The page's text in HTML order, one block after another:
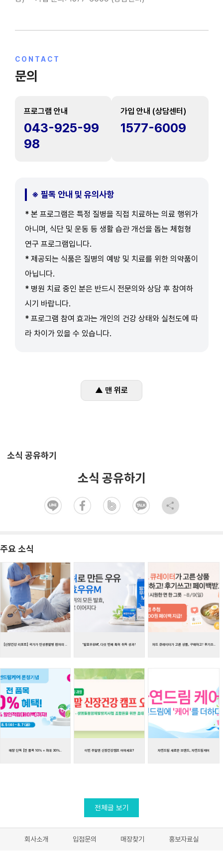
CONTACT
문의
프로그램 안내
043-925-99
98
가입 안내 (상담센터)
1577-6009
※ 필독 안내 및 유의사항
* 본 프로그램은 특정 질병을 직접 치료하는 의료 행위가
아니며, 식단 및 운동 등 생활 습관 개선을 돕는 체험형
연구 프로그램입니다.
* 제공되는 식품은 질병의 예방 및 치료를 위한 의약품이
아닙니다.
* 병원 치료 중인 분은 반드시 전문의와 상담 후 참여하
시기 바랍니다.
* 프로그램 참여 효과는 개인의 건강 상태와 실천도에 따
라 차이가 있을 수 있습니다.
▲ 맨 위로
소식 공유하기
소식 공유하기
주요 소식
[신장건강 리포트] 국가가 만성콩팥병 환자의 .. '발효우유M', 다섯 번째 특허 취득 성과! 자드 큐레이터가 고른 상품, 구매하고! 후기쓰..
매장 단독 [전 품목 10% + 최대 30%.. 이번 주말엔 신장건강캠프 어떠세요 자연드림 새로운 브랜드, 자연드림케어
전체글 보기
회사소개 입점문의 매장찾기 홍보자료실